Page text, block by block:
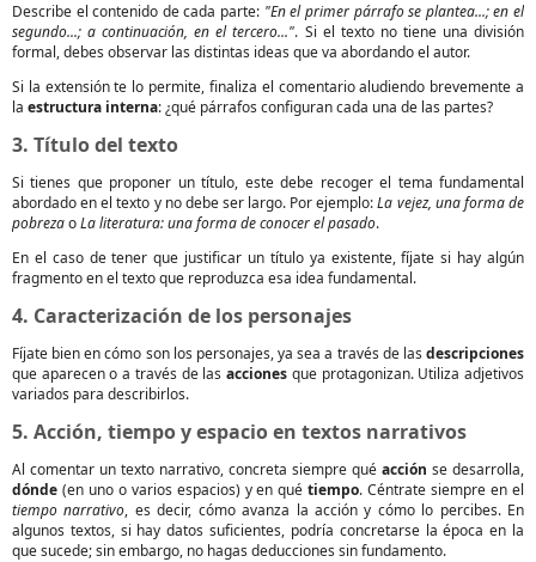
Describe el contenido de cada parte: "En el primer párrafo se plantea...; en el
segundo...; a continuación, en el tercero...". Si el texto no tiene una división
formal, debes observar las distintas ideas que va abordando el autor.
Si la extensión te lo permite, finaliza el comentario aludiendo brevemente a
la estructura interna: ¿qué párrafos configuran cada una de las partes?
3. Título del texto
Si tienes que proponer un título, este debe recoger el tema fundamental
abordado en el texto y no debe ser largo. Por ejemplo:La vejez, una forma de
pobrezaoLa literatura: una forma de conocer el pasado.
En el caso de tener que justificar un título ya existente, fíjate si hay algún
fragmento en el texto que reproduzca esa idea fundamental.
4. Caracterización de los personajes
Fíjate bien en cómo son los personajes, ya sea a través de las descripciones
que aparecen o a través de lasacciones que protagonizan. Utiliza adjetivos
variados para describirlos.
5. Acción, tiempo y espacio en textos narrativos
Al comentar un texto narrativo, concreta siempre qué acción se desarrolla,
dónde (en uno o varios espacios) y en quétiempo. Céntrate siempre en el
tiempo narrativo, es decir, cómo avanza la acción y cómo lo percibes. En
algunos textos, si hay datos suficientes, podría concretarse la época en la
que sucede; sin embargo, no hagas deducciones sin fundamento.